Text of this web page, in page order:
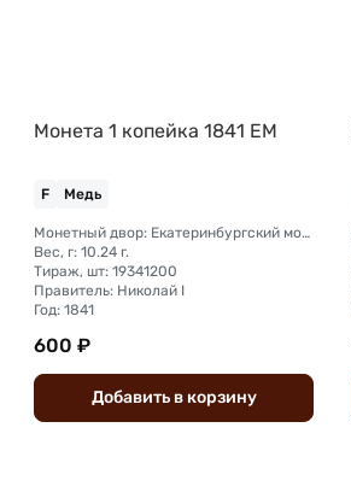
Монета 1 копейка 1841 ЕМ
F Медь
Монетный двор: Екатеринбургский монетный двор
Вес, г: 10.24 г.
Тираж, шт: 19341200
Правитель: Николай I
Год: 1841
600 ₽
Добавить вкорзину